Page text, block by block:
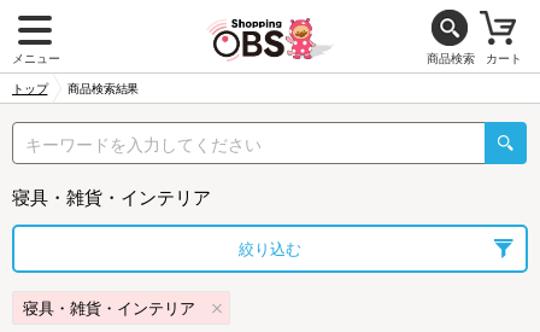
メニュー 商品検索 カート
トップ 商品検索結果
寝具・雑貨・インテリア
絞り込む
寝具・雑貨・インテリア